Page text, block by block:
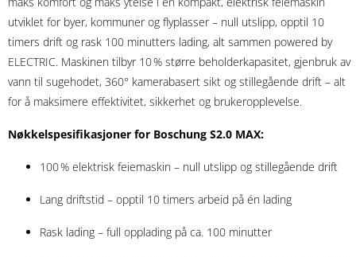
utviklet for byer, kommuner og flyplasser – null utslipp, opptil 10
timers drift og rask 100 minutters lading, alt sammen powered by
ELECTRIC. Maskinen tilbyr 10 % større beholderkapasitet, gjenbruk av
vann til sugehodet, 360° kamerabasert sikt og stillegående drift – alt
for å maksimere effektivitet, sikkerhet og brukeropplevelse.
Nøkkelspesifikasjoner for Boschung S2.0 MAX:
100 % elektrisk feiemaskin – null utslipp og stillegående drift
Lang driftstid – opptil 10 timers arbeid på én lading
Rask lading – full opplading på ca. 100 minutter